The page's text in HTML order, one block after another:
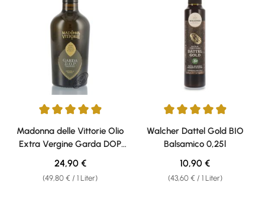
Durchschnittliche Bewertung von 4.97 von 5 Sternen
Madonna delle Vittorie Olio
Extra Vergine Garda DOP
Olivenöl 0,50l
(49,80 € / 1 Liter)
Regulärer Preis:
24,90 €
Durchschnittliche Bewertung
Walcher Dattel Gold BIO
Balsamico 0,25l
(43,60 € / 1 Liter)
Regulärer Preis:
10,90 €